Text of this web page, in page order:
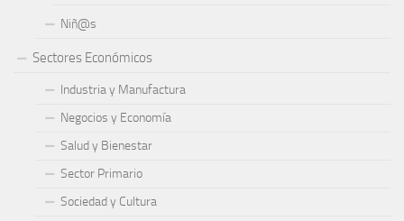
Niñ@s
Sectores Económicos
Industria y Manufactura
Negocios y Economía
Salud y Bienestar
Sector Primario
Sociedad y Cultura